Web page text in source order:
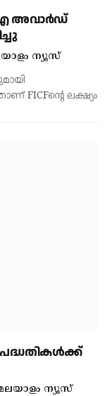
അവാർഡ്
ന്യൂസ്
FICFന്റെ ലക്ഷ്യം
ന്യൂസ്